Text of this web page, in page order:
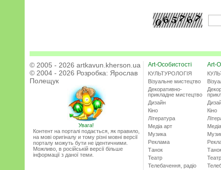
© 2005 - 2026 artkavun.kherson.ua
© 2004 - 2026 Розробка: Ярослав
Полещук
Увага!
Контент на порталі подається, як правило,
на мові оригіналу и тому різні мовні версії
порталу можуть бути не ідентичними.
Можливо, в російській версії більше
інформації з даної теми.
Art-Особистості
КУЛЬТУРОЛОГІЯ
Візуальне мистецтво
Декоративно-
прикладне мистецтво
Дизайн
Кіно
Література
Медіа арт
Музика
Реклама
Танок
Театр
Телебачення, радіо
Art-
Кіно
Театр